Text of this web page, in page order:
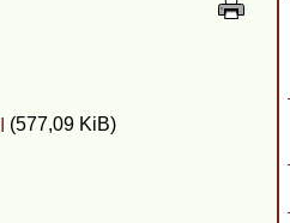
(577,09 KiB)